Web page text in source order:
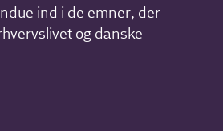
ind i de emner, der
og danske